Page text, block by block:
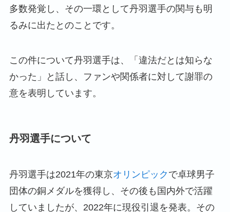
多数発覚し、その一環として丹羽選手の関与も明
るみに出たとのことです。
この件について丹羽選手は、「違法だとは知らな
かった」と話し、ファンや関係者に対して謝罪の
意を表明しています。
丹羽選手について
丹羽選手は2021年の東京オリンピック で卓球男子
団体の銅メダルを獲得し、その後も国内外で活躍
していましたが、2022年に現役引退を発表。その